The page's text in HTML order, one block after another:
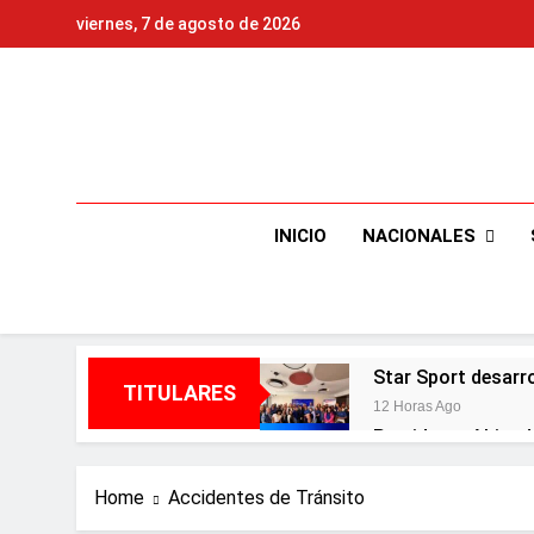
viernes, 7 de agosto de 2026
INICIO NACIONALES
TITULARES
Star Sport
12 Horas Ago
Presidente
Home Accidentes de Tránsito